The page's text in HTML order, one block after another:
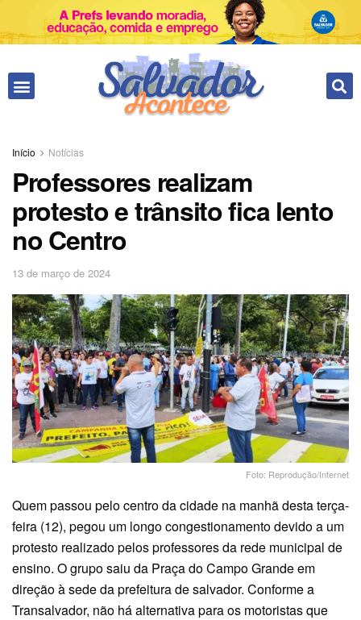
Início Notícias
Professores realizam
protesto e trânsito fica lento
no Centro
13 de março de 2024
Foto: Reprodução/Internet
Quem passou pelo centro da cidade na manhã desta terça-
feira (12), pegou um longo congestionamento devido a um
protesto realizado pelos professores da rede municipal de
ensino. O grupo saiu da Praça do Campo Grande em
direção à sede da prefeitura de salvador. Conforme a
Transalvador, não há alternativa para os motoristas que